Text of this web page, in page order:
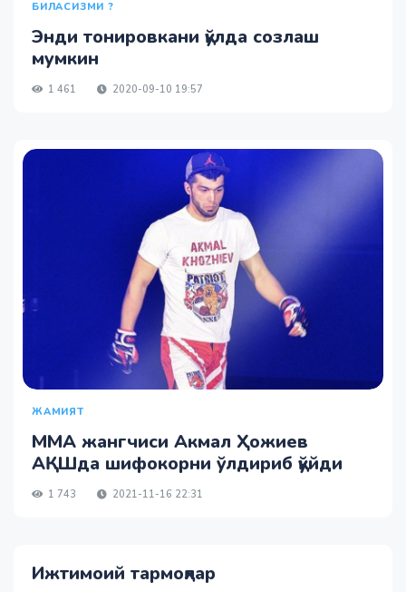
БИЛАСИЗМИ ?
Энди тонировкани қўлда созлаш
мумкин
1 461 2020-09-10 19:57
ЖАМИЯТ
ММА жангчиси Акмал Ҳожиев
АҚШда шифокорни ўлдириб қўйди
1 743 2021-11-16 22:31
Ижтимоий тармоқлар